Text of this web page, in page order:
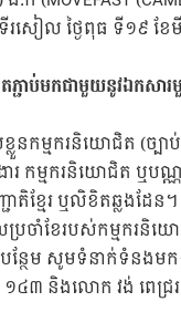
សៀល ថ្ងៃពុធ ទី១៩ ខែ
ភ្ជាប់មកជាមួយនូវឯកសា
នកម្មករនិយោជិត (ច្បា
ងារ កម្មករនិយោជិត ឬ
ខ្មែរ ឬលិខិតឆ្លងដែន។
ចាំខែរបស់កម្មករនិយោ
ន្ថែម សូមទំនាក់ទំនងម
៣ និងលោក វង់ ពេជ្រ